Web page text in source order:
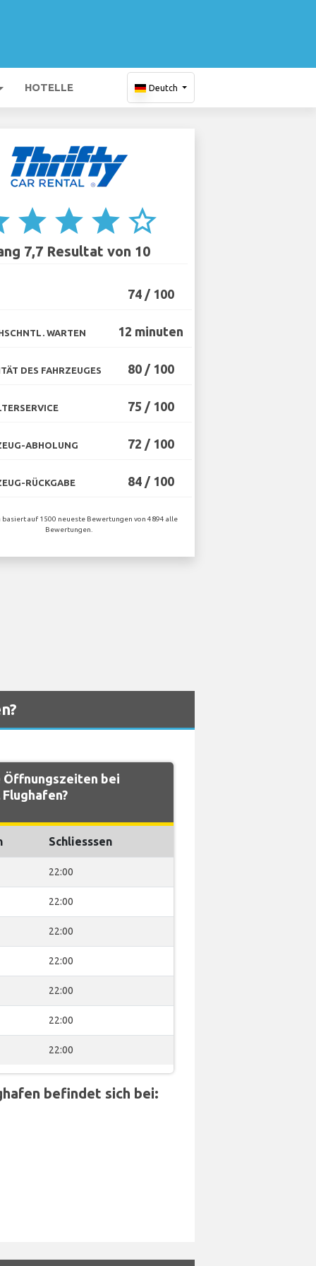
HOTELLE Deutch
star star star star_border
7,7 Resultat von 10
74 / 100
WARTEN 12 minuten
DES FAHRZEUGES 80 / 100
75 / 100
ABHOLUNG 72 / 100
RÜCKGABE 84 / 100
basiert auf 1500 neueste Bewertungen von 4894 alle
Bewertungen.
Öffnungszeiten bei
Schliesssen
22:00
22:00
22:00
22:00
22:00
22:00
22:00
befindet sich bei: